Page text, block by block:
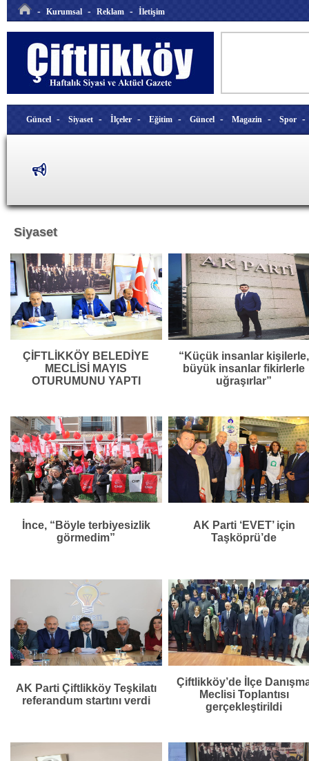
- Kurumsal - Reklam - İletişim
Güncel - Siyaset - İlçeler - Eğitim - Güncel - Magazin - Spor
Siyaset
ÇİFTLİKKÖY BELEDİYE
MECLİSİ MAYIS
OTURUMUNU YAPTI
“Küçük insanlar kişilerle,
büyük insanlar fikirlerle
uğraşırlar”
İnce, “Böyle terbiyesizlik
görmedim”
AK Parti ‘EVET’ için
Taşköprü’de
AK Parti Çiftlikköy Teşkilatı
referandum startını verdi
Çiftlikköy’de İlçe
Meclisi Toplantısı
gerçekleştirildi